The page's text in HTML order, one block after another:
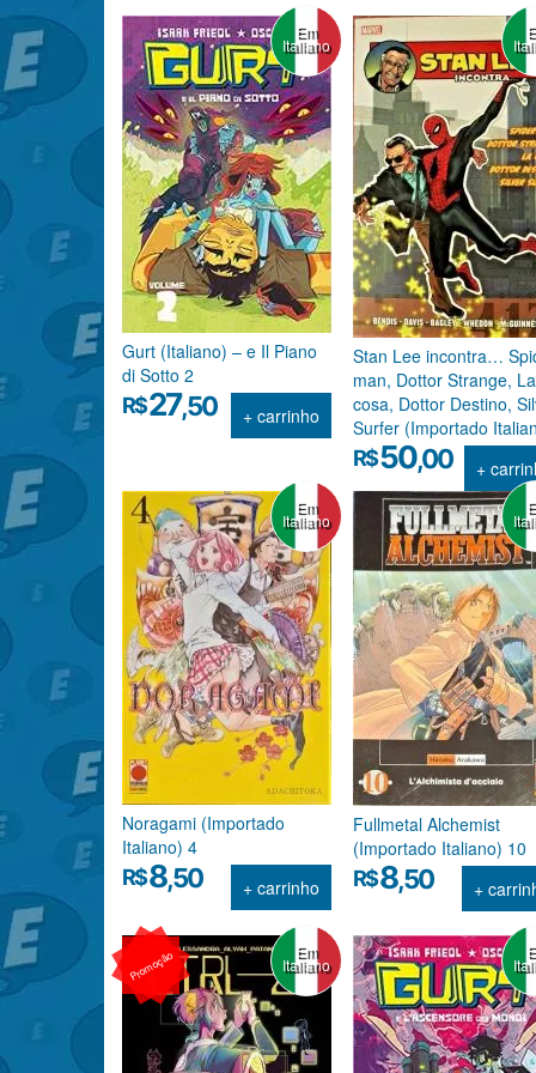
Gurt (Italiano) – e Il Piano
di Sotto 2
R$27,50 + carrinho
Em
Italiano
Stan Lee incontra…
man, Dottor Strange, La
cosa, Dottor Destino,
Surfer (Importado
R$50,00 +
Noragami (Importado
Italiano) 4
R$8,50 + carrinho
Em
Italiano
Fullmetal Alchemist
(Importado Italiano) 10
R$8,50 +
Em
Italiano
Promoção